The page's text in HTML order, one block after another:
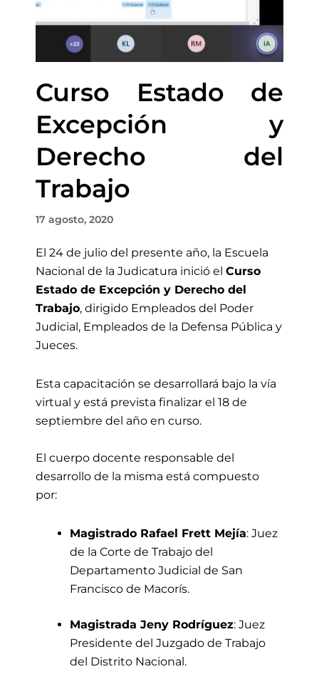
Curso Estado de
Excepción y
Derecho del
Trabajo
17 agosto, 2020
El 24 de julio del presente año, la Escuela
Nacional de la Judicatura inició el Curso
Estado de Excepción y Derecho del
Trabajo, dirigido Empleados del Poder
Judicial, Empleados de la Defensa Pública y
Jueces.
Esta capacitación se desarrollará bajo la vía
virtual y está prevista finalizar el 18 de
septiembre del año en curso.
El cuerpo docente responsable del
desarrollo de la misma está compuesto
por:
Magistrado Rafael Frett Mejía: Juez
de la Corte de Trabajo del
Departamento Judicial de San
Francisco de Macorís.
Magistrada Jeny Rodríguez: Juez
Presidente del Juzgado de Trabajo
del Distrito Nacional.